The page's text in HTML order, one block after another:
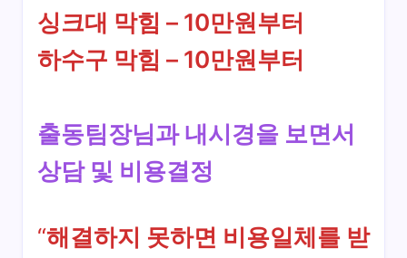
싱크대 막힘 – 10만원부터
하수구 막힘 – 10만원부터
출동팀장님과 내시경을 보면서
상담 및 비용결정
“해결하지 못하면 비용일체를 받